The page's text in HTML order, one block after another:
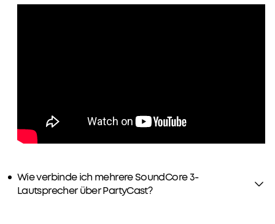
Wie verbinde ich mehrere SoundCore 3-
Lautsprecher über PartyCast?